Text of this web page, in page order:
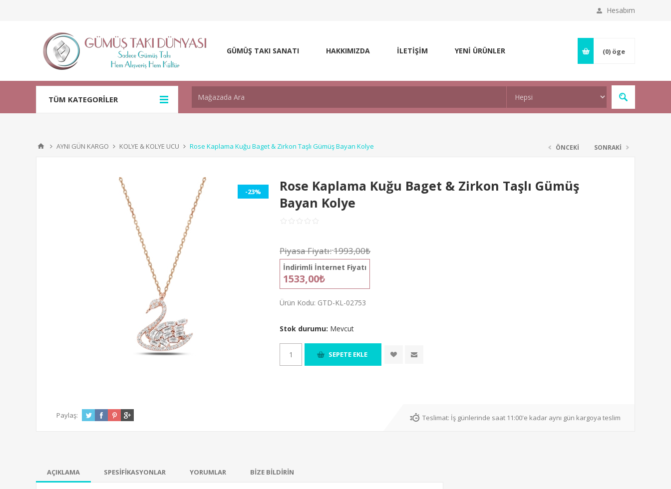
Hesabım
GÜMÜŞ TAKI SANATI HAKKIMIZDA İLETİŞİM YENİ ÜRÜNLER (0) öge
TÜM KATEGORİLER
AYNI GÜN KARGO KOLYE & KOLYE UCU Rose Kaplama Kuğu Baget & Zirkon Taşlı Gümüş Bayan Kolye ÖNCEKİ SONRAKİ
-23%
Rose Kaplama Kuğu Baget & Zirkon Taşlı Gümüş
Bayan Kolye
Piyasa Fiyatı:1993,00₺
İndirimli İnternet Fiyatı
1533,00₺
Ürün Kodu: GTD-KL-02753
Stok durumu: Mevcut
Paylaş: Teslimat: İş günlerinde saat 11:00'e kadar aynı gün kargoya teslim
AÇIKLAMA SPESİFİKASYONLAR YORUMLAR BİZE BİLDİRİN